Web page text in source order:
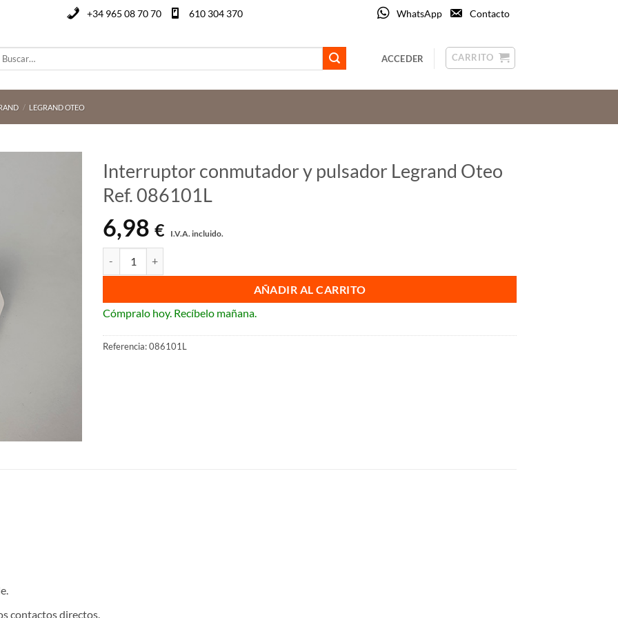
+34 965 08 70 70 610 304 370 WhatsApp Contacto
ACCEDER CARRITO
/ LEGRAND OTEO
Interruptor conmutador y pulsador Legrand Oteo
Ref. 086101L
6,98 € I.V.A. incluido.
AÑADIR AL CARRITO
Cómpralo hoy. Recíbelo mañana.
Referencia:086101L
contactos directos.